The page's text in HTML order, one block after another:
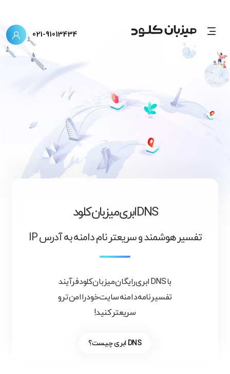
021-91013434
DNS ابری میزبان کلود
تفسیر هوشمند و سریعتر نام دامنه به آدرس IP
با DNS ابری رایگان میزبان کلود فرآیند
تفسیر نامه دامنه سایت خود را امن تر و
سریعتر کنید!
DNS ابری چیست؟